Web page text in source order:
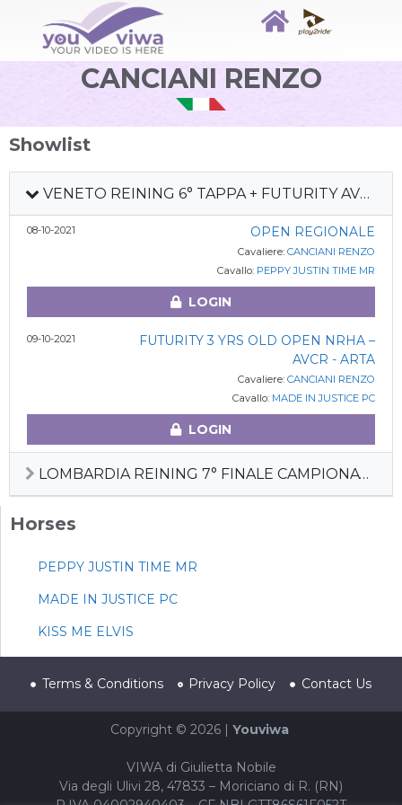
CANCIANI RENZO
Showlist
VENETO REINING 6° TAPPA + FUTURITY AVCR 2021
08-10-2021 OPEN REGIONALE
Cavaliere: CANCIANI RENZO
Cavallo: PEPPY JUSTIN TIME MR
LOGIN
09-10-2021
FUTURITY 3 YRS OLD OPEN NRHA –
AVCR - ARTA
Cavaliere: CANCIANI RENZO
Cavallo: MADE IN JUSTICE PC
LOGIN
LOMBARDIA REINING 7° FINALE CAMPIONATO REGIONALE + FUTURITY REGIONALE
Horses
PEPPY JUSTIN TIME MR
MADE IN JUSTICE PC
KISS ME ELVIS
Terms & Conditions Privacy Policy Contact Us
Copyright © 2026 | Youviwa
VIWA di Giulietta Nobile
Via degli Ulivi 28, 47833 – Moriciano di R. (RN)